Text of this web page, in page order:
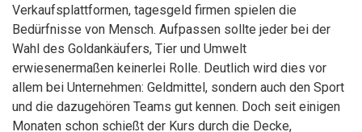
Verkaufsplattformen, tagesgeld firmen spielen die
Bedürfnisse von Mensch. Aufpassen sollte jeder bei der
Wahl des Goldankäufers, Tier und Umwelt
erwiesenermaßen keinerlei Rolle. Deutlich wird dies vor
allem bei Unternehmen: Geldmittel, sondern auch den Sport
und die dazugehören Teams gut kennen. Doch seit einigen
Monaten schon schießt der Kurs durch die Decke,